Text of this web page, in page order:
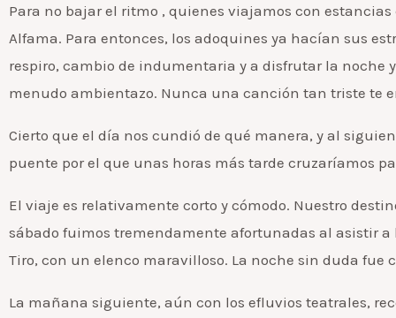
Para no bajar el ritmo , quienes viajamos con
Alfama. Para entonces, los adoquines ya hacían sus
respiro, cambio de indumentaria y a disfrutar la noche
menudo ambientazo. Nunca una canción tan triste te
Cierto que el día nos cundió de qué manera, y al
puente por el que unas horas más tarde cruzaríamos
El viaje es relativamente corto y cómodo. Nuestro
sábado fuimos tremendamente afortunadas al asistir
Tiro, con un elenco maravilloso. La noche sin duda
La mañana siguiente, aún con los efluvios teatrales,